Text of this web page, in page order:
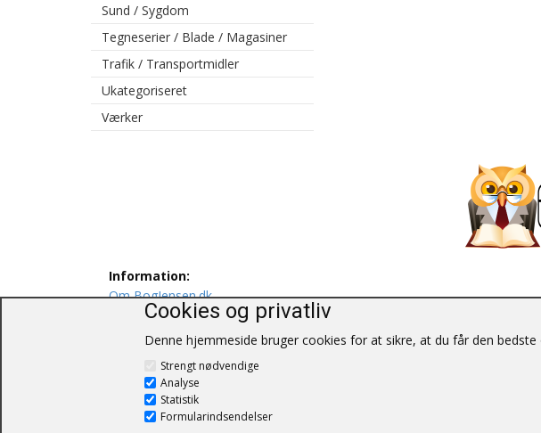
Sund / Sygdom
Tegneserier / Blade / Magasiner
Trafik / Transportmidler
Ukategoriseret
Værker
Information:
Om BogJensen.dk
Levering
Persondatapolitik
Salgs og leveringsbetingelser
Kontakt os
Cookies og privatliv
Denne hjemmeside bruger cookies for at sikre, at du får den bedste
Strengt nødvendige
Analyse
Statistik
Formularindsendelser